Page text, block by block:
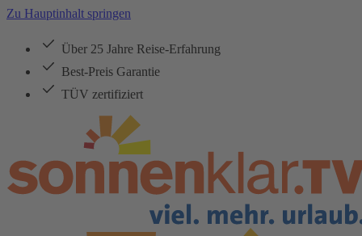
Zu Hauptinhalt springen
Über 25 Jahre Reise-Erfahrung
Best-Preis Garantie
TÜV zertifiziert